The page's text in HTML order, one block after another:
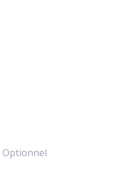
Optionnel